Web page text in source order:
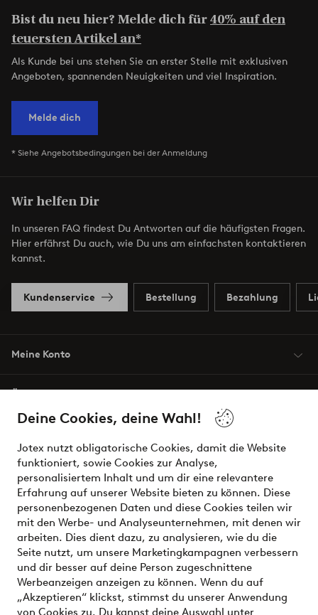
Deine Cookies, deine Wahl!
Jotex nutzt obligatorische Cookies, damit die Website
funktioniert, sowie Cookies zur Analyse,
personalisiertem Inhalt und um dir eine relevantere
Erfahrung auf unserer Website bieten zu können. Diese
personenbezogenen Daten und diese Cookies teilen wir
mit den Werbe- und Analyseunternehmen, mit denen wir
arbeiten. Dies dient dazu, zu analysieren, wie du die
Seite nutzt, um unsere Marketingkampagnen verbessern
und dir besser auf deine Person zugeschnittene
Werbeanzeigen anzeigen zu können. Wenn du auf
„Akzeptieren“ klickst, stimmst du unserer Anwendung
von Cookies zu. Du kannst deine Auswahl unter
Bist du neu hier? Melde dich für40% auf den
teuersten Artikel an*
Als Kunde bei uns stehen Sie an erster Stelle mit exklusiven
Angeboten, spannenden Neuigkeiten und viel Inspiration.
Melde dich
* Siehe Angebotsbedingungen bei der Anmeldung
Wir helfen Dir
In unseren FAQ findest Du Antworten auf die häufigsten Fragen.
Hier erfährst Du auch, wie Du uns am einfachsten kontaktieren
kannst.
Kundenservice Bestellung Bezahlung
Meine Konto
Bedingungen
Sichere Zahlungen - Jetzt bezahlen oder aufteilen
Möchtest du mehr über unsere
Zahlungsmöglichkeitenerfahren?